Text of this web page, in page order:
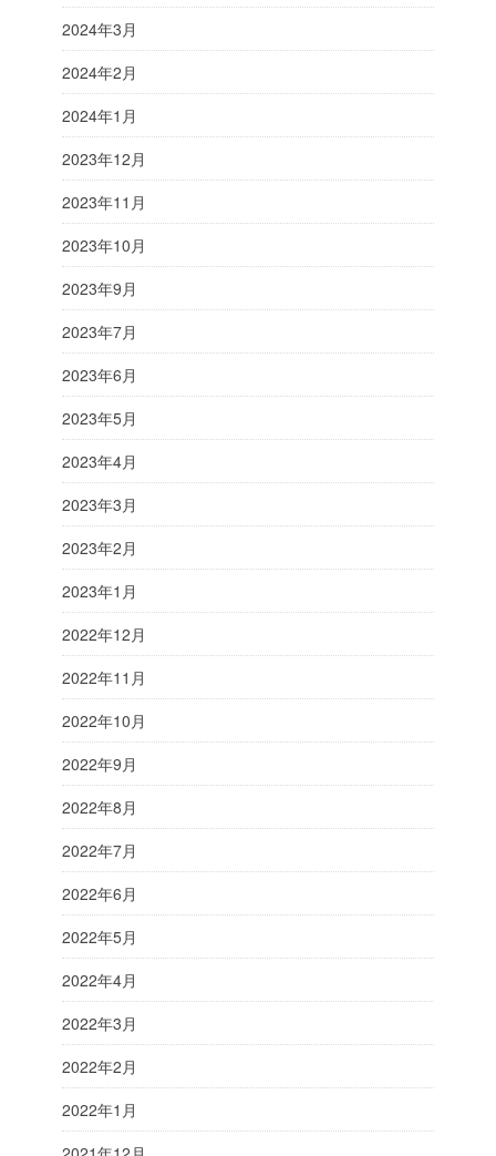
2024年3月
2024年2月
2024年1月
2023年12月
2023年11月
2023年10月
2023年9月
2023年7月
2023年6月
2023年5月
2023年4月
2023年3月
2023年2月
2023年1月
2022年12月
2022年11月
2022年10月
2022年9月
2022年8月
2022年7月
2022年6月
2022年5月
2022年4月
2022年3月
2022年2月
2022年1月